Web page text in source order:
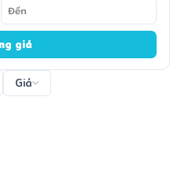
giá
Giá